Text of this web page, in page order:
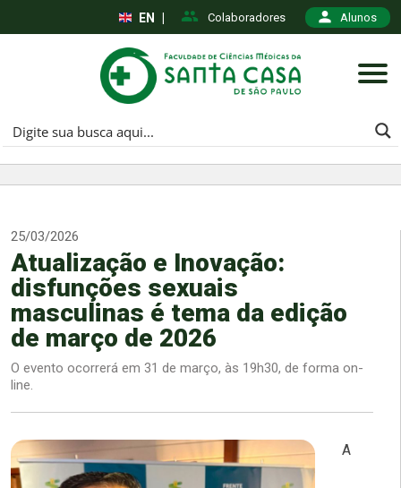
Colaboradores Alunos
EN
25/03/2026
Atualização e Inovação:
disfunções sexuais
masculinas é tema da edição
de março de 2026
O evento ocorrerá em 31 de março, às 19h30, de forma on-
line.
A